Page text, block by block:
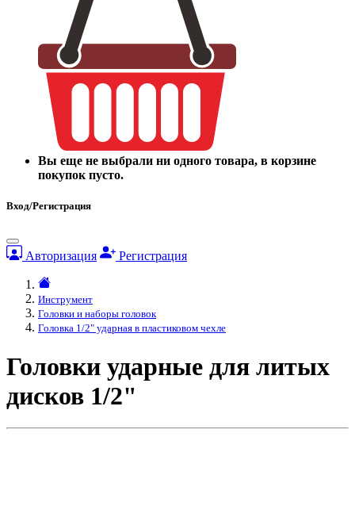
Вы еще не выбрали ни одного товара, в корзине
покупок пусто.
Вход/Регистрация
Авторизация Регистрация
Инструмент
Головки и наборы головок
Головка 1/2" ударная в пластиковом чехле
Головки ударные для литых
дисков 1/2"